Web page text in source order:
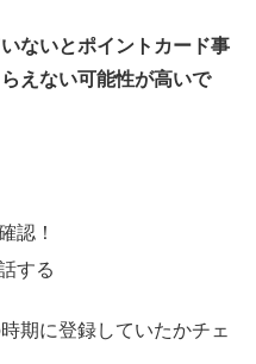
ないとポイントカード事
えない可能性が高いで
認！
する
期に登録していたかチェ